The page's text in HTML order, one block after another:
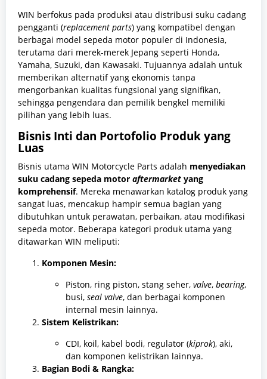
WIN berfokus pada produksi atau distribusi suku cadang
pengganti (replacement parts) yang kompatibel dengan
berbagai model sepeda motor populer di Indonesia,
terutama dari merek-merek Jepang seperti Honda,
Yamaha, Suzuki, dan Kawasaki. Tujuannya adalah untuk
memberikan alternatif yang ekonomis tanpa
mengorbankan kualitas fungsional yang signifikan,
sehingga pengendara dan pemilik bengkel memiliki
pilihan yang lebih luas.
Bisnis Inti dan Portofolio Produk yang
Luas
Bisnis utama WIN Motorcycle Parts adalah menyediakan
suku cadang sepeda motor aftermarket yang
komprehensif. Mereka menawarkan katalog produk yang
sangat luas, mencakup hampir semua bagian yang
dibutuhkan untuk perawatan, perbaikan, atau modifikasi
sepeda motor. Beberapa kategori produk utama yang
ditawarkan WIN meliputi:
Komponen Mesin:
Piston, ring piston, stang seher, valve, bearing,
busi, seal valve, dan berbagai komponen
internal mesin lainnya.
Sistem Kelistrikan:
CDI, koil, kabel bodi, regulator (kiprok), aki,
dan komponen kelistrikan lainnya.
Bagian Bodi & Rangka: